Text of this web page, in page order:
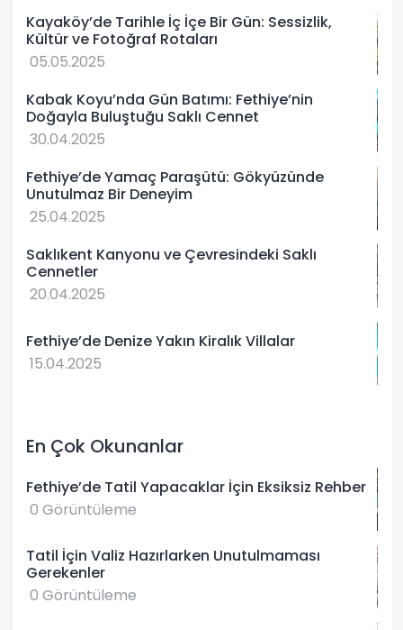
Kayaköy’de Tarihle İç İçe Bir Gün: Sessizlik,
Kültür ve Fotoğraf Rotaları
05.05.2025
Kabak Koyu’nda Gün Batımı: Fethiye’nin
Doğayla Buluştuğu Saklı Cennet
30.04.2025
Fethiye’de Yamaç Paraşütü: Gökyüzünde
Unutulmaz Bir Deneyim
25.04.2025
Saklıkent Kanyonu ve Çevresindeki Saklı
Cennetler
20.04.2025
Fethiye’de Denize Yakın Kiralık Villalar
15.04.2025
En Çok Okunanlar
Fethiye’de Tatil Yapacaklar İçin Eksiksiz Rehber
0 Görüntüleme
Tatil İçin Valiz Hazırlarken Unutulmaması
Gerekenler
0 Görüntüleme